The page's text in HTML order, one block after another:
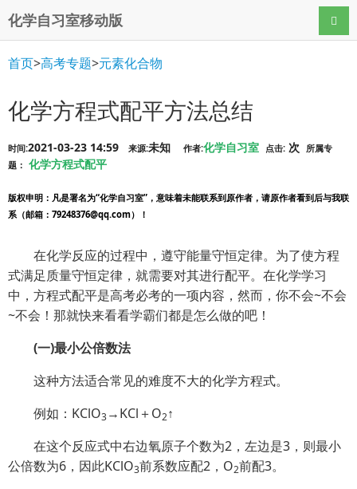
化学自习室移动版 导航
首页>高考专题>元素化合物
化学方程式配平方法总结
时间:2021-03-23 14:59 来源: 作者:化学自习室 点击: 次
所属专
题： 化学方程式配平
版权申明 ：凡是署名为“化学自习室”，意味着未能联系到原作者，请原作者看到后与我联
系（邮箱：79248376@qq.com）！
在化学反应的过程中，遵守能量守恒定律。为了使方程
式满足质量守恒定律，就需要对其进行配平。在化学学习
中，方程式配平是高考必考的一项内容，然而，你不会~不会
~不会！那就快来看看学霸们都是怎么做的吧！
(一)最小公倍数法
这种方法适合常见的难度不大的化学方程式。
例如：KClO3→KCl＋O2↑
在这个反应式中右边氧原子个数为2，左边是3，则最小
公倍数为6，因此KClO3前系数应配2，O2前配3。